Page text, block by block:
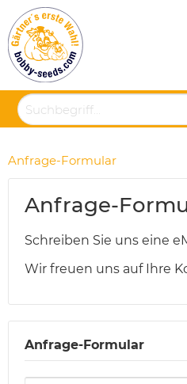
Anfrage-Formular
Anfrage-
Schreiben Sie uns eine
Wir freuen uns auf Ihre
Anfrage-Formular